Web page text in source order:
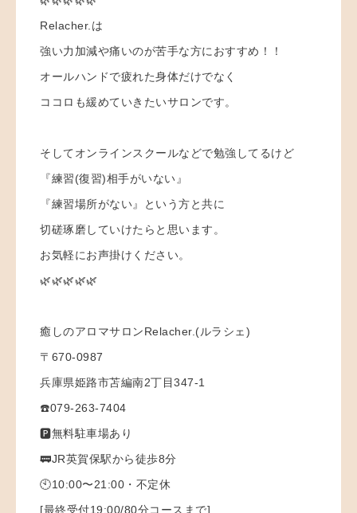
Relacher.は
強い力加減や痛いのが苦手な方におすすめ！！
オールハンドで疲れた身体だけでなく
ココロも緩めていきたいサロンです。
そしてオンラインスクールなどで勉強してるけど
『練習(復習)相手がいない』
『練習場所がない』という方と共に
切磋琢磨していけたらと思います。
お気軽にお声掛けください。
🌿🌿🌿🌿🌿
癒しのアロマサロンRelacher.(ルラシェ)
〒670-0987
兵庫県姫路市苫編南2丁目347-1
☎️079-263-7404
🅿️無料駐車場あり
🚃JR英賀保駅から徒歩8分
🕙10:00〜21:00・不定休
[最終受付19:00/80分コースまで]